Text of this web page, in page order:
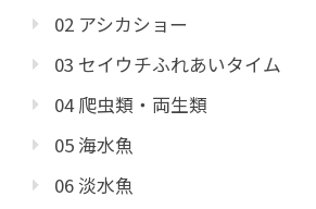
02 アシカショー
03 セイウチふれあいタイム
04 爬虫類・両生類
05 海水魚
06 淡水魚